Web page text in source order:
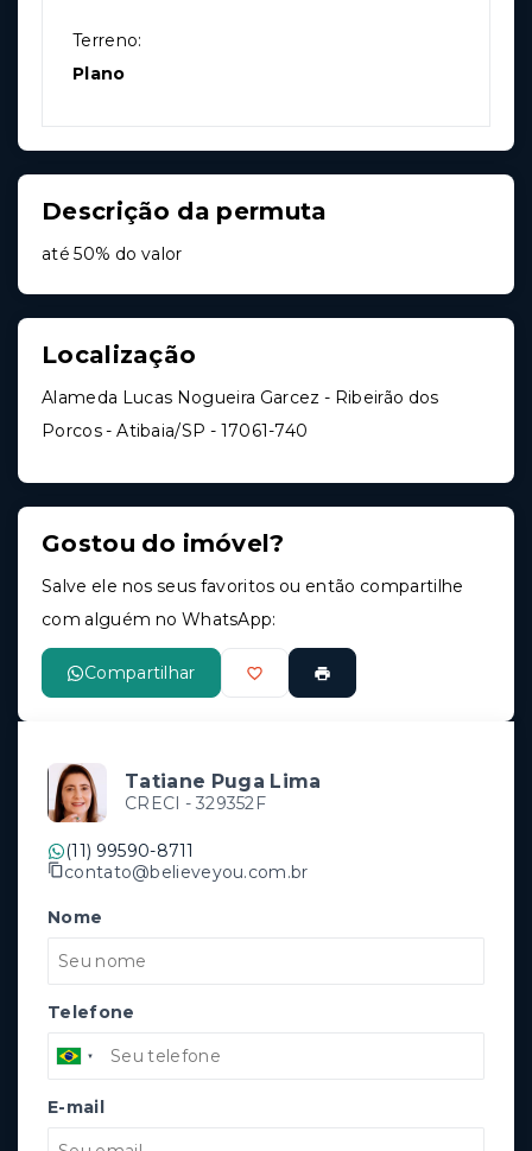
Terreno:
Plano
Descrição da permuta
até 50% do valor
Localização
Alameda Lucas Nogueira Garcez - Ribeirão dos
Porcos - Atibaia/SP - 17061-740
Gostou do imóvel?
Salve ele nos seus favoritos ou então compartilhe
com alguém no WhatsApp:
Compartilhar
Tatiane Puga Lima
CRECI - 329352F
(11) 99590-8711
contato@believeyou.com.br
Nome
Telefone
E-mail